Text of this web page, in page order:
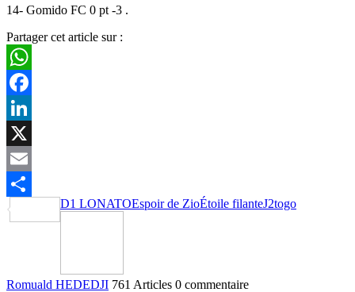
14- Gomido FC 0 pt -3 .
Partager cet article sur :
WhatsApp
Facebook
LinkedIn
X
Email
Partager
D1 LONATOEspoir de ZioÉtoile filanteJ2togo
Romuald HEDEDJI 761 Articles 0 commentaire